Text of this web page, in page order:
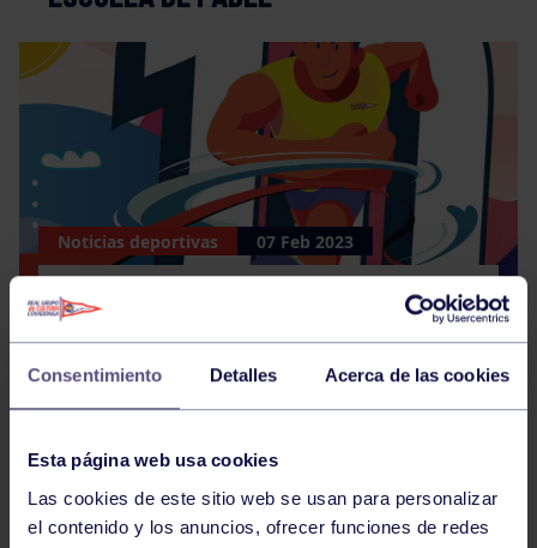
Consentimiento Detalles Acerca de las cookies
Esta página web usa cookies
Las cookies de este sitio web se usan para personalizar
el contenido y los anuncios, ofrecer funciones de redes
Noticias deportivas 07 Feb 2023
ABIERTAS LAS INSCRIPCIONES DE LOS
10KM DEL GRUPO 2023